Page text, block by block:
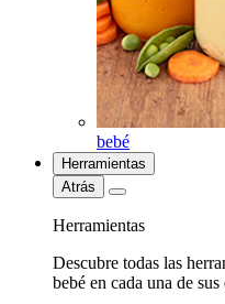
bebé
Herramientas
Atrás
Herramientas
Descubre todas las
bebé en cada una de sus